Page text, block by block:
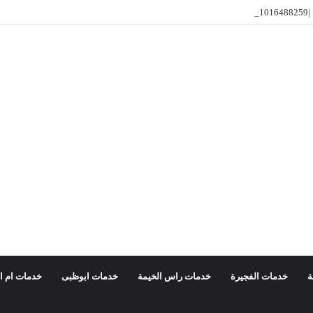
خدمات الفجيرة خدمات راس الخيمة خدمات ابوظبى خدمات ام